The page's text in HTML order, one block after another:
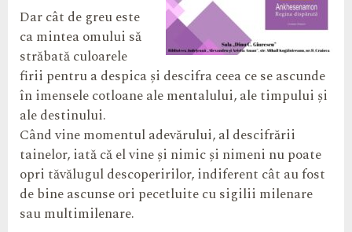
Dar cât de greu este
ca mintea omului să
străbată culoarele
firii pentru a despica și descifra ceea ce se ascunde
în imensele cotloane ale mentalului, ale timpului și
ale destinului.
Când vine momentul adevărului, al descifrării
tainelor, iată că el vine și nimic și nimeni nu poate
opri tăvălugul descoperirilor, indiferent cât au fost
de bine ascunse ori pecetluite cu sigilii milenare
sau multimilenare.